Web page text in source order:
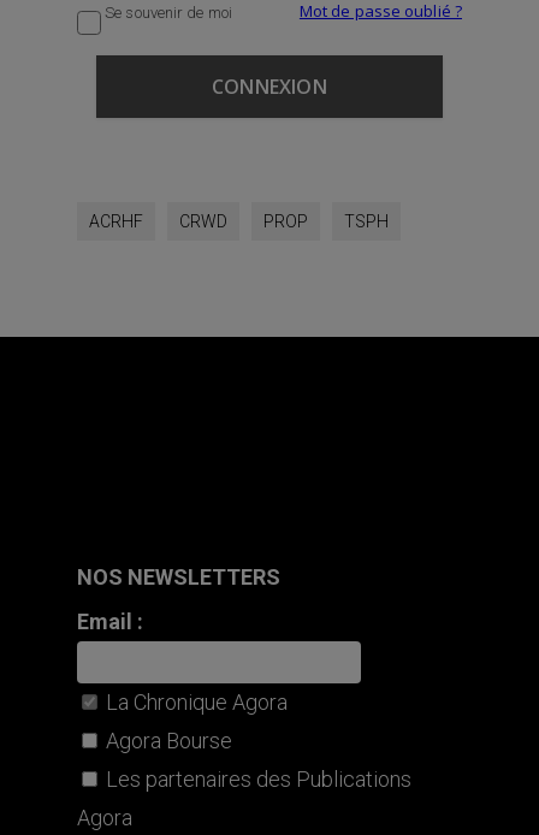
Se souvenir de moi Mot de passe oublié ?
ACRHF CRWD PROP TSPH
NOS NEWSLETTERS
Email :
La Chronique Agora
Agora Bourse
Les partenaires des Publications
Agora